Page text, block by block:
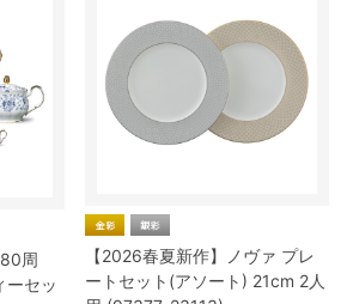
周
ーセッ
【2026春夏新作】ノヴァ プレ
ートセット(アソート) 21cm 2人